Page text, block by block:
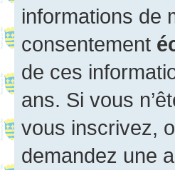
informations de
consentement
de ces
ans. Si vous
vous inscrivez,
demandez une